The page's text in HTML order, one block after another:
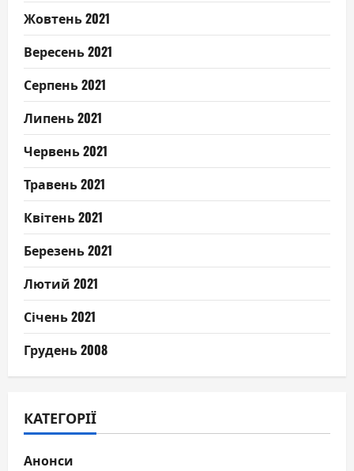
Жовтень 2021
Вересень 2021
Серпень 2021
Липень 2021
Червень 2021
Травень 2021
Квітень 2021
Березень 2021
Лютий 2021
Січень 2021
Грудень 2008
КАТЕГОРІЇ
Анонси